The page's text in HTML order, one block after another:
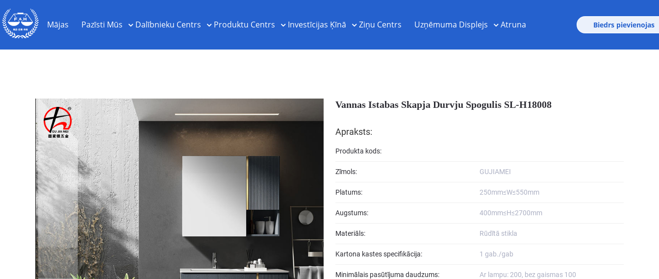
Mājas Pazīsti Mūs Dalībnieku Centrs Produktu Centrs Investīcijas Ķīnā Ziņu Centrs Uzņēmuma Displejs Atruna Biedrs pievienojas
Vannas Istabas Skapja Durvju Spogulis SL-H18008
Apraksts:
Produkta kods:
Zīmols: GUJIAMEI
Platums: 250mm≤W≤550mm
Augstums: 400mm≤H≤2700mm
Materiāls: Rūdītā stikla
Kartona kastes specifikācija: 1 gab./gab
Minimālais pasūtījuma daudzums: Ar lampu: 200, bez gaismas 100